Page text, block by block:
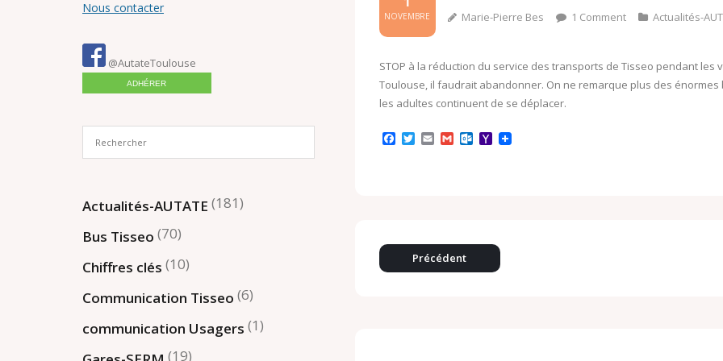
NOVEMBRE Marie-Pierre Bes 1 Comment Actualités-
STOP à la réduction du service des transports de Tisseo pendant les
Toulouse, il faudrait abandonner. On ne remarque plus des
les adultes continuent de se déplacer.
F
a
T
w
E
m
G
m
O
u
c
Y
a
l
Précédent
Nous contacter
@AutateToulouse
ADHÉRER
Actualités-AUTATE (181)
Bus Tisseo (70)
Chiffres clés (10)
Communication Tisseo (6)
communication Usagers (1)
(19)